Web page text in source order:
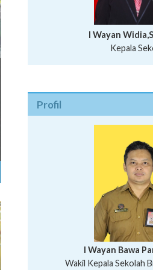
I Wayan
Kepala
Profil
I Wayan Bawa
Wakil Kepala Sekolah
I Wayan Gede Aditya
Ni Wayan Nopi